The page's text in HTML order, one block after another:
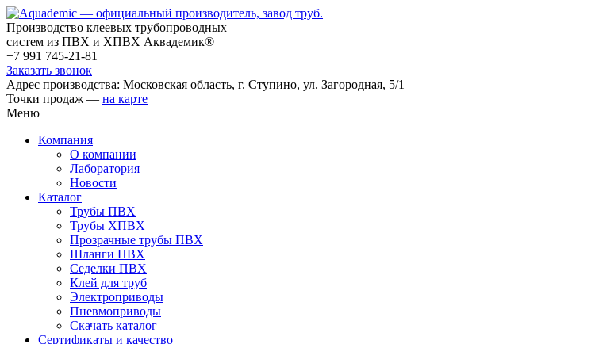
Производство клеевых трубопроводных
систем из ПВХ и ХПВХ Аквадемик®
+7 991 745-21-81
Заказать звонок
Адрес производства: Московская область, г. Ступино, ул. Загородная, 5/1
Точки продаж — на карте
Меню
Компания
О компании
Лаборатория
Новости
Каталог
Трубы ПВХ
Трубы ХПВХ
Прозрачные трубы ПВХ
Шланги ПВХ
Седелки ПВХ
Клей для труб
Электроприводы
Пневмоприводы
Скачать каталог
Сертификаты и качество